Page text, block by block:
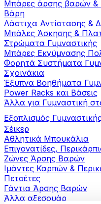
Μπάρες άρσης βαρών &
Βάρη
Λάστιχα Αντίστασης &
Μπάλες Άσκησης &
Στρώματα Γυμναστικής
Μπάρες Εκγύμνασης
Φορητά Συστήματα
Σχοινάκια
Έξυπνα Βοηθήματα
Power Racks και Βάσεις
Άλλα για Γυμναστική
Εξοπλισμός
Σέικερ
Αθλητικά Μπουκάλια
Επιγονατίδες,
Ζώνες Άρσης Βαρών
Ιμάντες Καρπών &
Πετσέτες
Γάντια Άρσης Βαρών
Άλλα αξεσουάρ